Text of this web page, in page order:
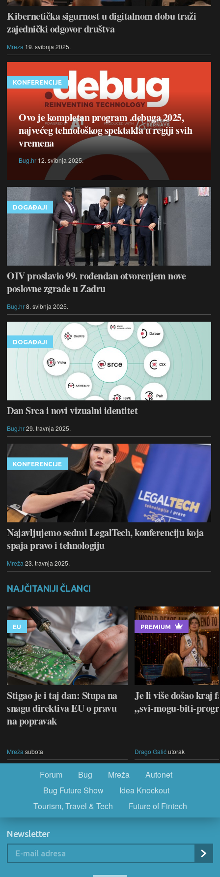
Kibernetička sigurnost u digitalnom dobu traži
zajednički odgovor društva
Mreža 19. svibnja 2025.
KONFERENCIJE
Ovo je kompletan program .debuga 2025,
najvećeg tehnološkog spektakla u regiji svih
vremena
Bug.hr 12. svibnja 2025.
DOGAĐAJI
OIV proslavio 99. rođendan otvorenjem nove
poslovne zgrade u Zadru
Bug.hr8. svibnja 2025.
DOGAĐAJI
Dan Srca i novi vizualni identitet
Bug.hr29. travnja 2025.
KONFERENCIJE
Najavljujemo sedmi LegalTech, konferenciju koja
spaja pravo i tehnologiju
Mreža 23. travnja 2025.
NAJČITANIJI ČLANCI
EU
Stigao je i taj dan: Stupa na
snagu direktiva EU o pravu
na popravak
Mreža subota
PREMIUM
Je li više došao kraj
„svi-mogu-biti-
Drago Galićutorak
Forum Bug Mreža
Autonet
Bug Future Show
Idea Knockout
Tourism, Travel & Tech
Future of Fintech
Newsletter